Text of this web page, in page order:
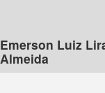
Emerson Luiz
Almeida